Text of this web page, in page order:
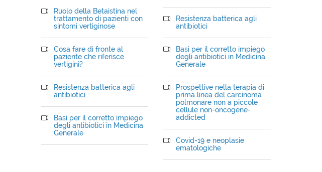
Ruolo della Betaistina nel
trattamento di pazienti con
sintomi vertiginose
Cosa fare di fronte al
paziente che riferisce
vertigini?
Resistenza batterica agli
antibiotici
Basi per il corretto impiego
degli antibiotici in Medicina
Generale
Resistenza batterica agli
antibiotici
Basi per il corretto impiego
degli antibiotici in Medicina
Generale
Prospettive nella terapia di
prima linea del carcinoma
polmonare non a piccole
cellule non-oncogene-
addicted
Covid-19 e neoplasie
ematologiche